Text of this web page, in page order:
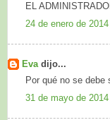
EL
24 de enero de
Eva dijo...
Por qué no se debe
31 de mayo de